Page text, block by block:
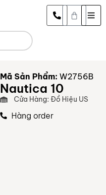
Mã Sản Phẩm: W2756B
Nautica 10
Cửa Hàng: Đồ Hiệu US
Hàng order